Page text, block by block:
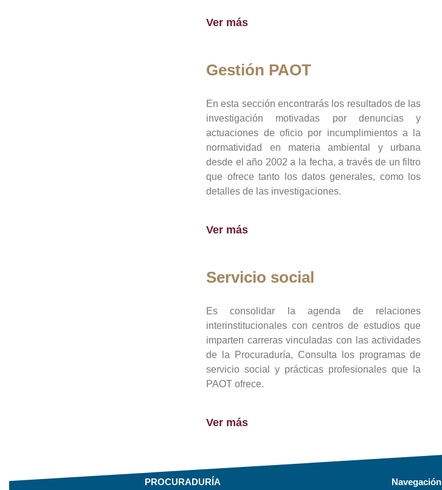
Ver más
Gestión PAOT
En esta sección encontrarás los resultados de las
investigación motivadas por denuncias y
actuaciones de oficio por incumplimientos a la
normatividad en materia ambiental y urbana
desde el año 2002 a la fecha, a través de un filtro
que ofrece tanto los datos generales, como los
detalles de las investigaciones.
Ver más
Servicio social
Es consolidar la agenda de relaciones
interinstitucionales con centros de estudios que
imparten carreras vinculadas con las actividades
de la Procuraduría, Consulta los programas de
servicio social y prácticas profesionales que la
PAOT ofrece.
Ver más
PROCURADURÍA Navegación